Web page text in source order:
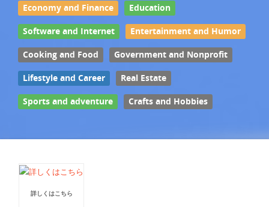
Economy and Finance Education
Software and Internet Entertainment and Humor
Cooking and Food Government and Nonprofit
Lifestyle and Career Real Estate
Sports and adventure Crafts and Hobbies
詳しくはこちら